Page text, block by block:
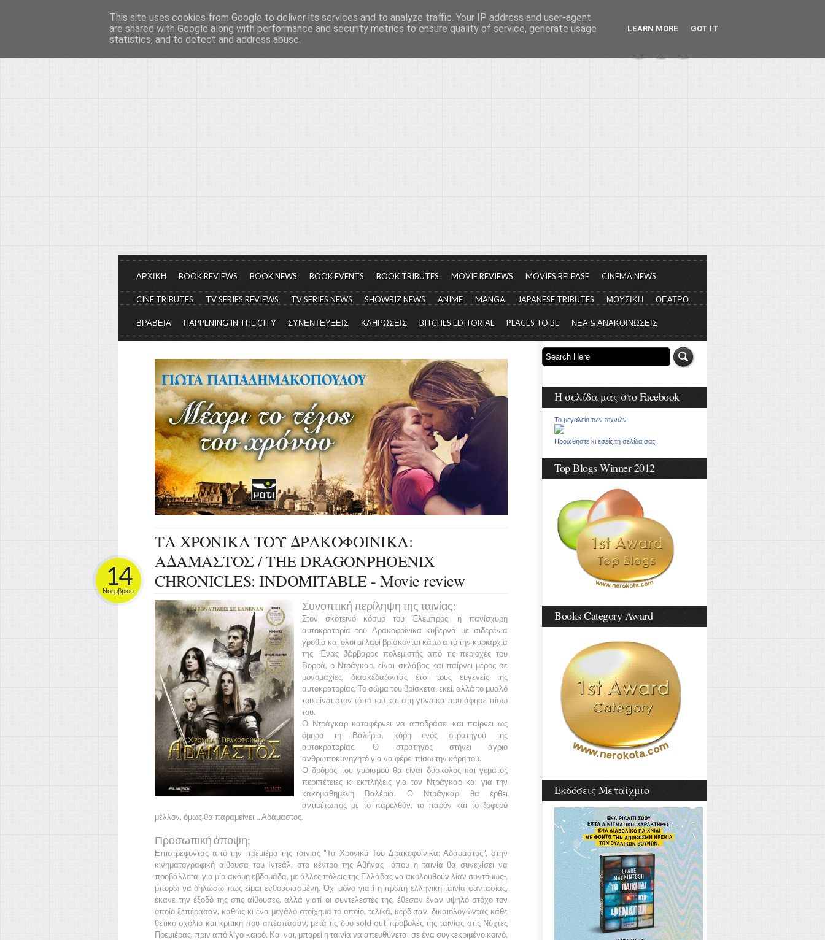
Το μεγαλείο των Τεχνών...
Είμαστε πάντα εδώ για να μιλάμε για τον πολιτισμό, σε κάθε του μορφή και έκταση...
ΑΡΧΙΚΗ BOOK REVIEWS BOOK NEWS BOOK EVENTS BOOK TRIBUTES MOVIE REVIEWS MOVIES RELEASE CINEMA NEWS
CINE TRIBUTES TV SERIES REVIEWS TV SERIES NEWS SHOWBIZ NEWS ANIME MANGA JAPANESE TRIBUTES ΜΟΥΣΙΚΗ ΘΕΑΤΡΟ
ΒΡΑΒΕΙΑ HAPPENING IN THE CITY ΣΥΝΕΝΤΕΥΞΕΙΣ ΚΛΗΡΩΣΕΙΣ BITCHES EDITORIAL PLACES TO BE ΝΕΑ & ΑΝΑΚΟΙΝΩΣΕΙΣ
ΤΑ ΧΡΟΝΙΚΑ ΤΟΥ ΔΡΑΚΟΦΟΙΝΙΚΑ:
ΑΔΑΜΑΣΤΟΣ / THE DRAGONPHOENIX
CHRONICLES: INDOMITABLE - Movie review
14
Νοεμβρίου
Συνοπτική περίληψη της ταινίας:
Στον σκοτεινό κόσμο του Έλεμπρος, η πανίσχυρη
αυτοκρατορία του Δρακοφοίνικα κυβερνά με σιδερένια
γροθιά και όλοι οι λαοί βρίσκονται κάτω από την κυριαρχία
της. Ένας βάρβαρος πολεμιστής από τις περιοχές του
Βορρά, ο Ντράγκαρ, είναι σκλάβος και παίρνει μέρος σε
μονομαχίες, διασκεδάζοντας έτσι τους ευγενείς της
αυτοκρατορίας. Το σώμα του βρίσκεται εκεί, αλλά το μυαλό
του είναι στον τόπο του και στη γυναίκα που άφησε πίσω
του.
Ο Ντράγκαρ καταφέρνει να αποδράσει και παίρνει ως
όμηρο τη Βαλέρια, κόρη ενός στρατηγού της
αυτοκρατορίας. Ο στρατηγός στήνει άγριο
ανθρωποκυνηγητό για να φέρει πίσω την κόρη του.
Ο δρόμος του γυρισμού θα είναι δύσκολος και γεμάτος
περιπέτειες κι εκπλήξεις για τον Ντράγκαρ και για την
κακομαθημένη Βαλέρια. Ο Ντράγκαρ θα έρθει
αντιμέτωπος με το παρελθόν, το παρόν και το ζοφερό
μέλλον, όμως θα παραμείνει…Αδάμαστος.
Προσωπική άποψη:
Επιστρέφοντας από την πρεμιέρα της ταινίας"Τα Χρονικά Του Δρακοφοίνικα: Αδάμαστος", στην
κινηματογραφική αίθουσα του Ιντεάλ, στο κέντρο τηςΑθήνας -όπου η ταινία θα συνεχίσει να
προβάλλεται για μία ακόμη εβδομάδα, με άλλες πόλεις της Ελλάδαςνα ακολουθούν λίαν συντόμως-,
μπορώ να δηλώσω πως είμαι ενθουσιασμένη. Όχι μόνο γιατί η πρώτη ελληνική ταινία φαντασίας,
έκανε την έξοδό της στις αίθουσες, αλλά γιατί οι συντελεστές της, έθεσαν έναν υψηλό στόχο τον
οποίο ξεπέρασαν, καθώς κι ένα μεγάλο στοίχημα το οποίο, τελικά, κέρδισαν, δικαιολογώντας κάθε
θετικό σχόλιο και κριτική που απέσπασαν, μετά τις δύο sold out προβολές της ταινίας στις Νύχτες
Πρεμιέρας, πριν από λίγο καιρό. Και ναι, μπορεί η ταινία να απευθύνεται σε ένα συγκεκριμένο κοινό,
Η σελίδα μας στο Facebook
Το μεγαλείο των τεχνών
Προωθήστε κι εσείς τη σελίδα σας
Top Blogs Winner 2012
Books Category Award
Εκδόσεις Μεταίχμιο
This site uses cookies from Google to deliver its services and to analyze traffic. Your IP address and user-agent
are shared with Google along with performance and security metrics to ensure quality of service, generate usage
statistics, and to detect and address abuse.
LEARN MORE GOT IT